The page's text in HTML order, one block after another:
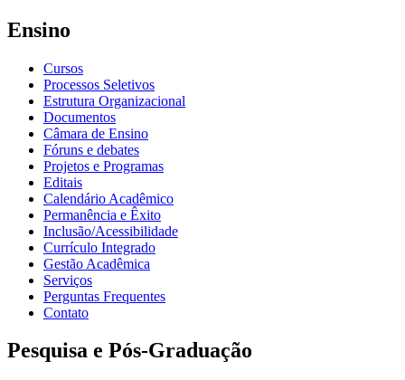
Ensino
Cursos
Processos Seletivos
Estrutura Organizacional
Documentos
Câmara de Ensino
Fóruns e debates
Projetos e Programas
Editais
Calendário Acadêmico
Permanência e Êxito
Inclusão/Acessibilidade
Currículo Integrado
Gestão Acadêmica
Serviços
Perguntas Frequentes
Contato
Pesquisa e Pós-Graduação